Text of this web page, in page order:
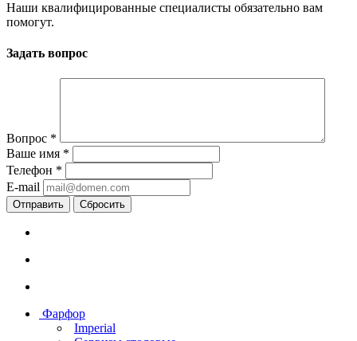
Наши квалифицированные специалисты обязательно вам
помогут.
Задать вопрос
Вопрос *
Ваше имя *
Телефон *
E-mail
Сбросить
Фарфор
Imperial